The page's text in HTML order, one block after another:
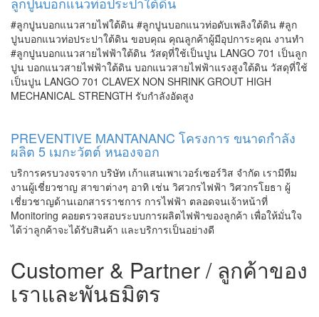
#ลูกปูนบอกแนวสายไฟใต้ดิน #ลูกปูนบอกแนวท่อดับเพลิงใต้ดิน #ลูก
ปูนบอกแนวท่อประปาใต้ดิน ขอบคุณ คุณลูกค้าผู้มีอุปการะคุณ งานทำ
#ลูกปูนบอกแนวสายไฟฟ้าใต้ดิน วัสดุที่ใช้เป็นปูน LANGO 701 เป็นลูก
ปูน บอกแนวสายไฟฟ้าใต้ดิน บอกแนวสายไฟฟ้าแรงสูงใต้ดิน วัสดุที่ใช้
เป็นปูน LANGO 701 CLAVEX NON SHRINK GROUT HIGH
MECHANICAL STRENGTH รับกำลังอัดสูง
PREVENTIVE MANTANANC โครงการ ขนาดกำลัง
ผลิต 5 เมกะวัตต์ หนองจอก
บริการครบวงจรจาก บริษัท เก้าแสนเพาเวอร์เซอร์วิส จำกัด เรามีทีม
งานผู้เชี่ยวชาญ สาขาต่างๆ อาทิ เช่น วิศวกรไฟฟ้า วิศวกรโยธา ผู้
เชี่ยวชาญด้านเอกสารราชการ การไฟฟ้า ตลอดจนเจ้าหน้าที่
Monitoring คอยตรวจสอบระบบการผลิตไฟฟ้าของลูกค้า เพื่อให้มั่นใจ
ได้ว่าลูกค้าจะได้รับสินค้า และบริการเป็นอย่างดี
Customer & Partner / ลูกค้าของ
เราและพันธมิตร